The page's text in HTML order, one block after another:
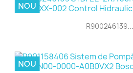
R900246139...
NOU
NOU